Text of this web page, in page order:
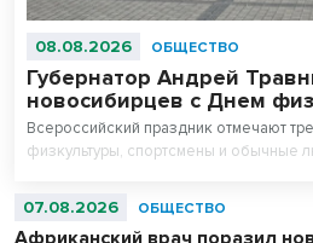
08.08.2026 ОБЩЕСТВО
Губернатор Андрей
новосибирцев с Днем
Всероссийский праздник отмечают
физкультуры, спортсмены и обычные
07.08.2026 ОБЩЕСТВО